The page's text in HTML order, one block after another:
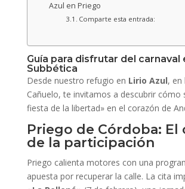
Azul en Priego
Comparte esta entrada:
Guía para disfrutar del carnaval
Subbética
Desde nuestro refugio en Lirio Azul, en
Cañuelo, te invitamos a descubrir cómo
fiesta de la libertad» en el corazón de
Priego de Córdoba: El
de la participación
Priego calienta motores con una
apuesta por recuperar la calle. La cita